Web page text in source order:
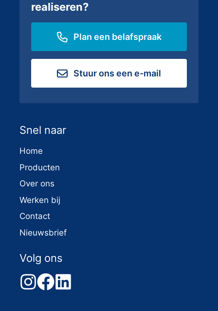
realiseren?
Plan een belafspraak
Stuur ons een e-mail
Snel naar
Home
Producten
Over ons
Werken bij
Contact
Nieuwsbrief
Volg ons